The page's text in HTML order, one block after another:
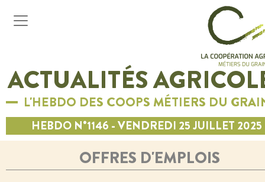
ACTUALITÉS
L'HEBDO DES COOPS MÉTIERS DU
HEBDO N°1146 - VENDREDI 25 JUILLET 2025
OFFRES D'EMPLOIS